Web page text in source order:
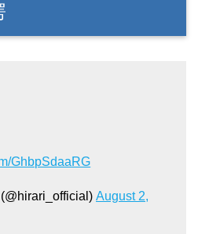
GhbpSdaaRG
August 2,